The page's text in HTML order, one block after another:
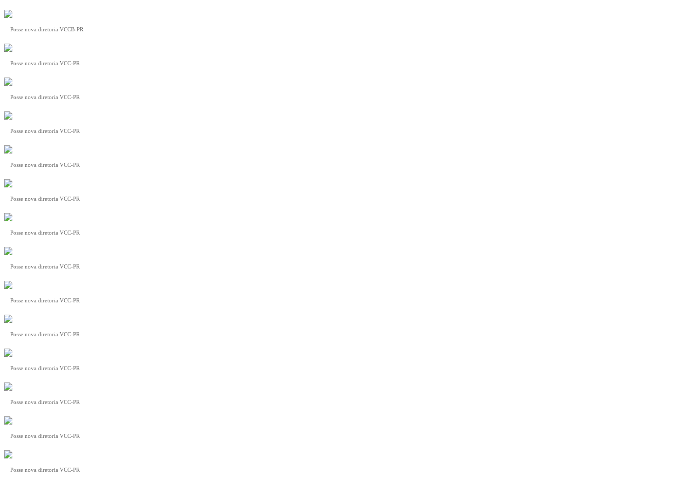
Posse nova diretoria VCCB-PR
Posse nova diretoria VCC-PR
Posse nova diretoria VCC-PR
Posse nova diretoria VCC-PR
Posse nova diretoria VCC-PR
Posse nova diretoria VCC-PR
Posse nova diretoria VCC-PR
Posse nova diretoria VCC-PR
Posse nova diretoria VCC-PR
Posse nova diretoria VCC-PR
Posse nova diretoria VCC-PR
Posse nova diretoria VCC-PR
Posse nova diretoria VCC-PR
Posse nova diretoria VCC-PR